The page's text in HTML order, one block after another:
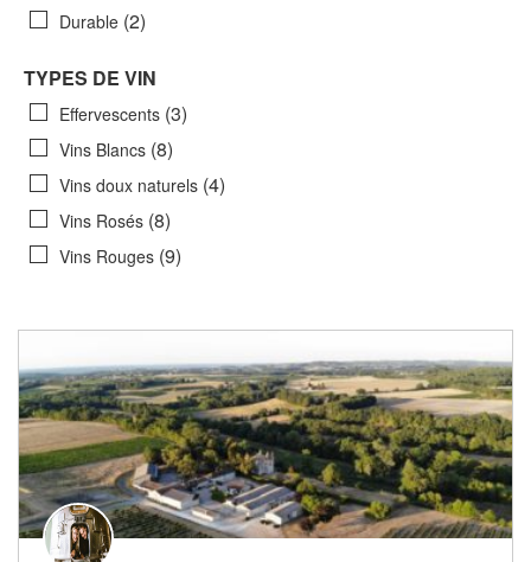
Durable (2)
TYPES DE VIN
Effervescents (3)
Vins Blancs (8)
Vins doux naturels (4)
Vins Rosés (8)
Vins Rouges (9)